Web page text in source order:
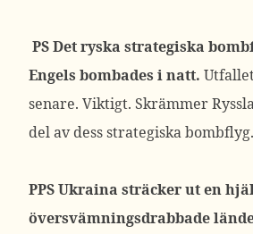
PSDet ryska strategiska
Engels bombades i natt.
senare. Viktigt. Skrämmer
del av dess strategiska bombflyg.
PPS Ukraina sträcker ut en
översvämningsdrabbade